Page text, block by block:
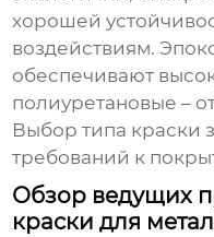
хорошей
воздействиям.
обеспечивают
полиуретановые –
Выбор типа краски
требований к
Обзор ведущих
краски для